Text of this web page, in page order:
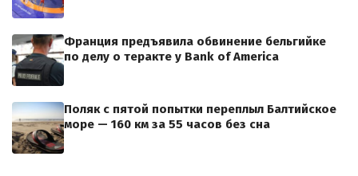
Франция предъявила обвинение бельгийке
по делу о теракте у Bank of America
Поляк с пятой попытки переплыл Балтийское
море — 160 км за 55 часов без сна